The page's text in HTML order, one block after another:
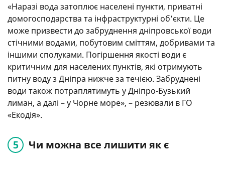
«Наразі вода затоплює населені пункти, приватні
домогосподарства та інфраструктурні об’єкти. Це
може призвести до забруднення дніпровської води
стічними водами, побутовим сміттям, добривами та
іншими сполуками. Погіршення якості води є
критичним для населених пунктів, які отримують
питну воду з Дніпра нижче за течією. Забруднені
води також потраплятимуть у Дніпро-Бузький
лиман, а далі – у Чорне море», – резювали в ГО
«Екодія».
Чи можна все лишити як є